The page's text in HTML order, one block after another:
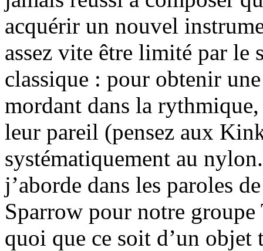
acquérir un nouvel
assez vite être limité par le
classique : pour obtenir
mordant dans la
leur pareil (pensez aux
systématiquement au
j’aborde dans les paroles
Sparrow pour notre
quoi que ce soit d’un objet